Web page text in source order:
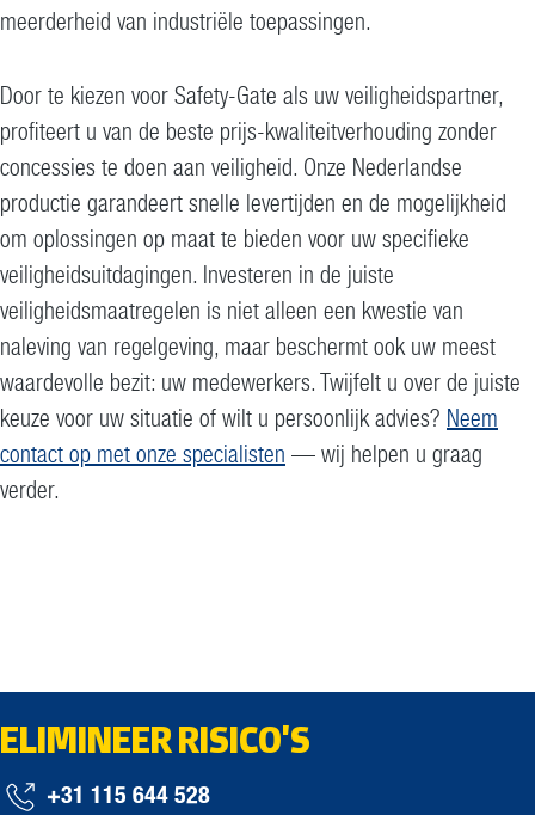
meerderheid van industriële toepassingen.
Door te kiezen voor Safety-Gate als uw veiligheidspartner,
profiteert u van de beste prijs-kwaliteitverhouding zonder
concessies te doen aan veiligheid. Onze Nederlandse
productie garandeert snelle levertijden en de mogelijkheid
om oplossingen op maat te bieden voor uw specifieke
veiligheidsuitdagingen. Investeren in de juiste
veiligheidsmaatregelen is niet alleen een kwestie van
naleving van regelgeving, maar beschermt ook uw meest
waardevolle bezit: uw medewerkers. Twijfelt u over de juiste
keuze voor uw situatie of wilt u persoonlijk advies? Neem
contact op met onze specialisten — wij helpen u graag
verder.
ELIMINEER RISICO'S
+31 115 644 528